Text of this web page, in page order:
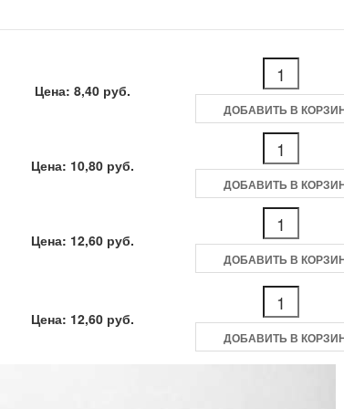
Цена: 8,40 руб.
ДОБАВИТЬ В
Цена: 10,80 руб.
ДОБАВИТЬ В
Цена: 12,60 руб.
ДОБАВИТЬ В
Цена: 12,60 руб.
ДОБАВИТЬ В